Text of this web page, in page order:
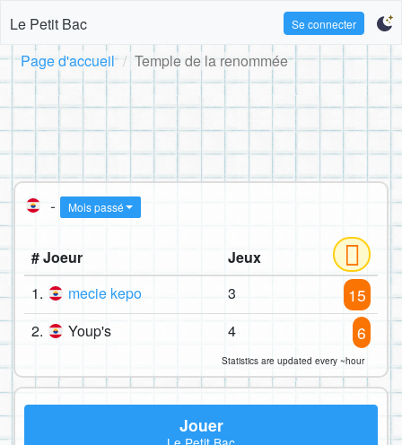
Le Petit Bac Se connecter
Page d'accueil Temple de la renommée
- Mois passé
# Joeur
Jeux
1.
mecie kepo 3 15
2. Youp's 4 6
Statistics are updated every ~hour
Jouer